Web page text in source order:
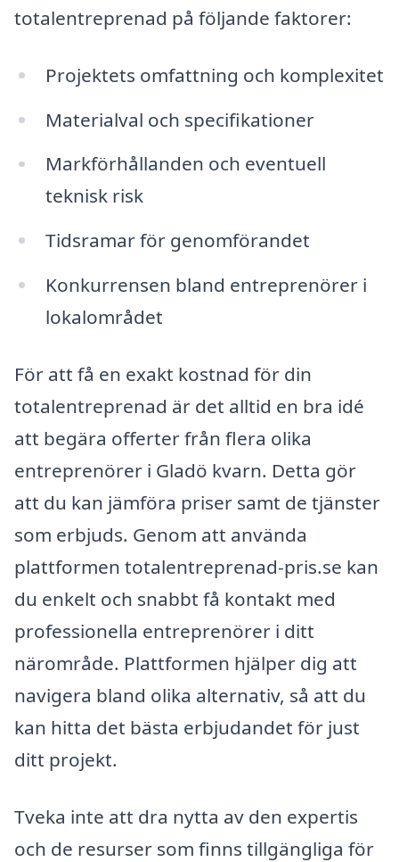
totalentreprenad på följande faktorer:
Projektets omfattning och komplexitet
Materialval och specifikationer
Markförhållanden och eventuell
teknisk risk
Tidsramar för genomförandet
Konkurrensen bland entreprenörer i
lokalområdet
För att få en exakt kostnad för din
totalentreprenad är det alltid en bra idé
att begära offerter från flera olika
entreprenörer i Gladö kvarn. Detta gör
att du kan jämföra priser samt de tjänster
som erbjuds. Genom att använda
plattformen totalentreprenad-pris.se kan
du enkelt och snabbt få kontakt med
professionella entreprenörer i ditt
närområde. Plattformen hjälper dig att
navigera bland olika alternativ, så att du
kan hitta det bästa erbjudandet för just
ditt projekt.
Tveka inte att dra nytta av den expertis
och de resurser som finns tillgängliga för